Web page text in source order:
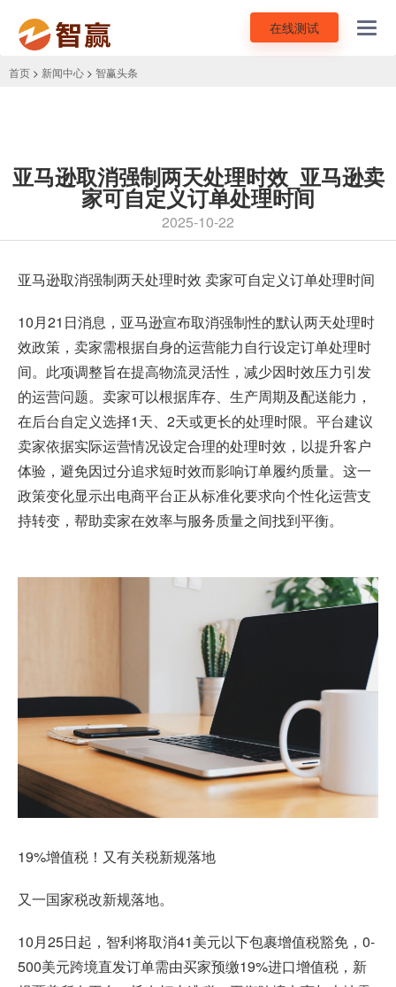
在线测试
首页 > 新闻中心 > 智赢头条
亚马逊取消强制两天处理时效_亚马逊卖
家可自定义订单处理时间
2025-10-22
亚马逊取消强制两天处理时效 卖家可自定义订单处理时间
10月21日消息，亚马逊宣布取消强制性的默认两天处理时
效政策，卖家需根据自身的运营能力自行设定订单处理时
间。此项调整旨在提高物流灵活性，减少因时效压力引发
的运营问题。卖家可以根据库存、生产周期及配送能力，
在后台自定义选择1天、2天或更长的处理时限。平台建议
卖家依据实际运营情况设定合理的处理时效，以提升客户
体验，避免因过分追求短时效而影响订单履约质量。这一
政策变化显示出电商平台正从标准化要求向个性化运营支
持转变，帮助卖家在效率与服务质量之间找到平衡。
19%增值税！又有关税新规落地
又一国家税改新规落地。
10月25日起，智利将取消41美元以下包裹增值税豁免，0-
500美元跨境直发订单需由买家预缴19%进口增值税，新